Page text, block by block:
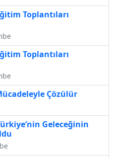
Toplantıları
Toplantıları
Çözülür
Geleceğinin